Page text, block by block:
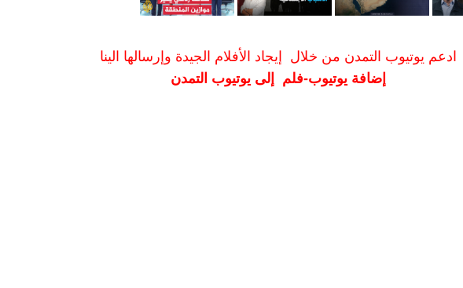
ادعم يوتيوب التمدن من خلال إيجاد الأفلام الجيدة وإرسالها الينا
إضافة يوتيوب-فلم إلى يوتيوب التمدن